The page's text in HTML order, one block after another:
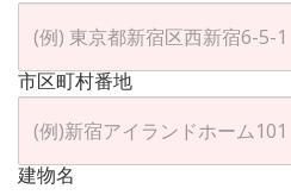
市区町村番地
建物名